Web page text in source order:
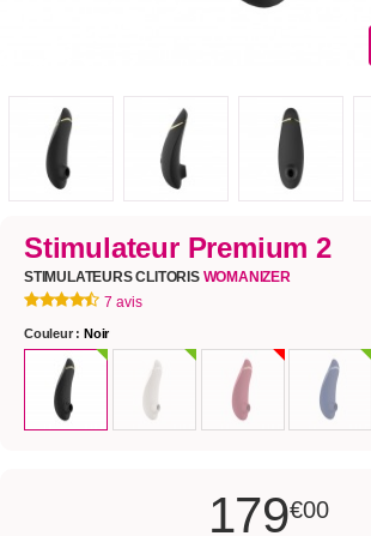
Stimulateur Premium 2
STIMULATEURS CLITORIS WOMANIZER
7 avis
Couleur : Noir
179€00